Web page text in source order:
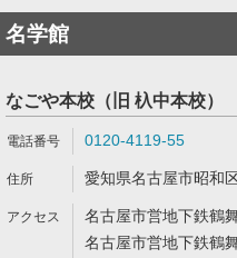
名学館
なごや本校（旧 杁中本校）
0120-4119-55
愛知県名古屋市昭和
名古屋市営地下鉄鶴
名古屋市営地下鉄鶴